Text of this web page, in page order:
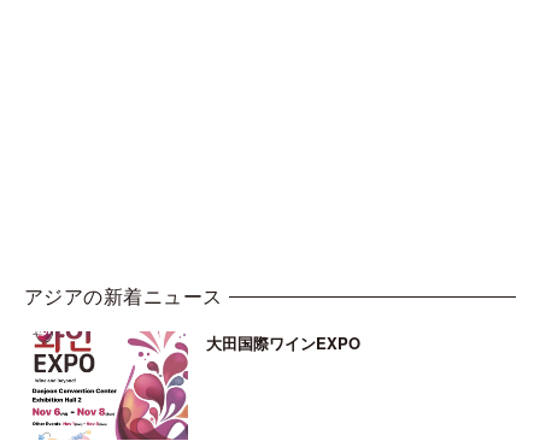
アジアの新着ニュース
大田国際ワインEXPO